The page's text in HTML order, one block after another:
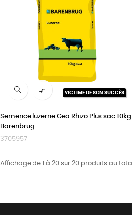
VICTIME DE SON SUCCÈS

Semence luzerne Gea Rhizo Plus sac 10kg
Barenbrug
3705957
Affichage de 1 à 20 sur 20 produits au total